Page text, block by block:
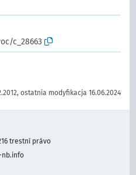
c_28663
ostatnia modyfikacja 16.06.2024
trestní právo
nb.info